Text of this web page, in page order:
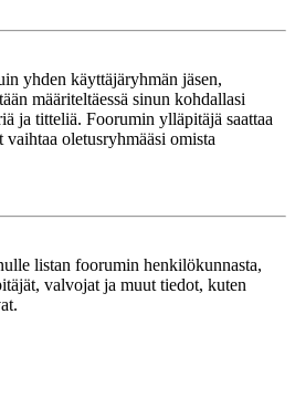
yhden käyttäjäryhmän jäsen,
määriteltäessä sinun kohdallasi
ja titteliä. Foorumin ylläpitäjä saattaa
vaihtaa oletusryhmääsi omista
listan foorumin henkilökunnasta,
valvojat ja muut tiedot, kuten